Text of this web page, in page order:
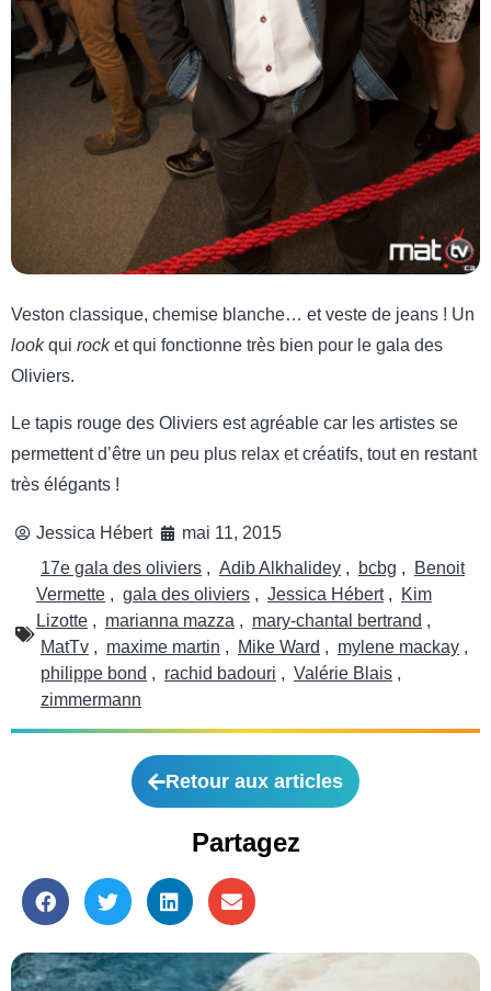
Veston classique, chemise blanche… et veste de jeans ! Un
lookqui rocket qui fonctionne très bien pour le gala des
Oliviers.
Le tapis rouge des Oliviers est agréable car les artistes se
permettent d’être un peu plus relax et créatifs, tout en restant
très élégants !
Jessica Hébert
mai 11, 2015
17e gala des oliviers , Adib Alkhalidey , bcbg ,
Benoit
Vermette , gala des oliviers , Jessica Hébert ,
Kim
Lizotte , marianna mazza , mary-chantal bertrand ,
MatTv , maxime martin , Mike Ward , mylene mackay ,
philippe bond , rachid badouri , Valérie Blais ,
zimmermann
Retour aux articles
Partagez